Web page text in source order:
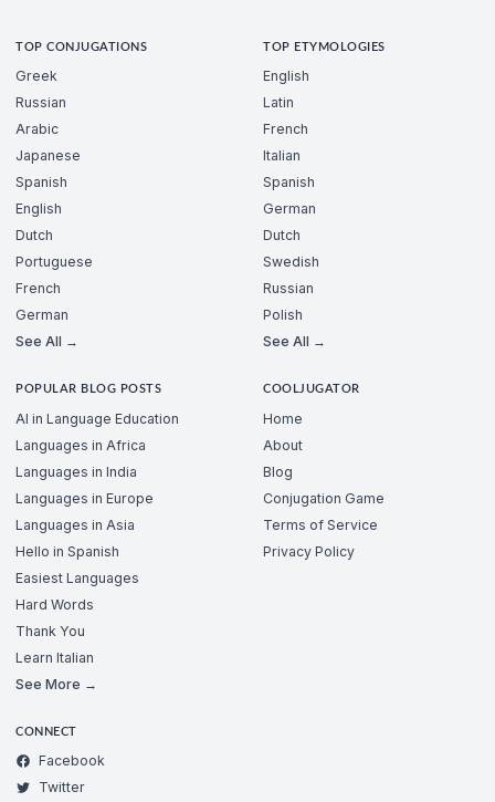
TOP CONJUGATIONS
Greek
Russian
Arabic
Japanese
Spanish
English
Dutch
Portuguese
French
German
See All →
TOP ETYMOLOGIES
English
Latin
French
Italian
Spanish
German
Dutch
Swedish
Russian
Polish
See All →
POPULAR BLOG POSTS
AI in Language Education
Languages in Africa
Languages in India
Languages in Europe
Languages in Asia
Hello in Spanish
Easiest Languages
Hard Words
Thank You
Learn Italian
See More →
COOLJUGATOR
Home
About
Blog
Conjugation Game
Terms of Service
Privacy Policy
CONNECT
Facebook
Twitter